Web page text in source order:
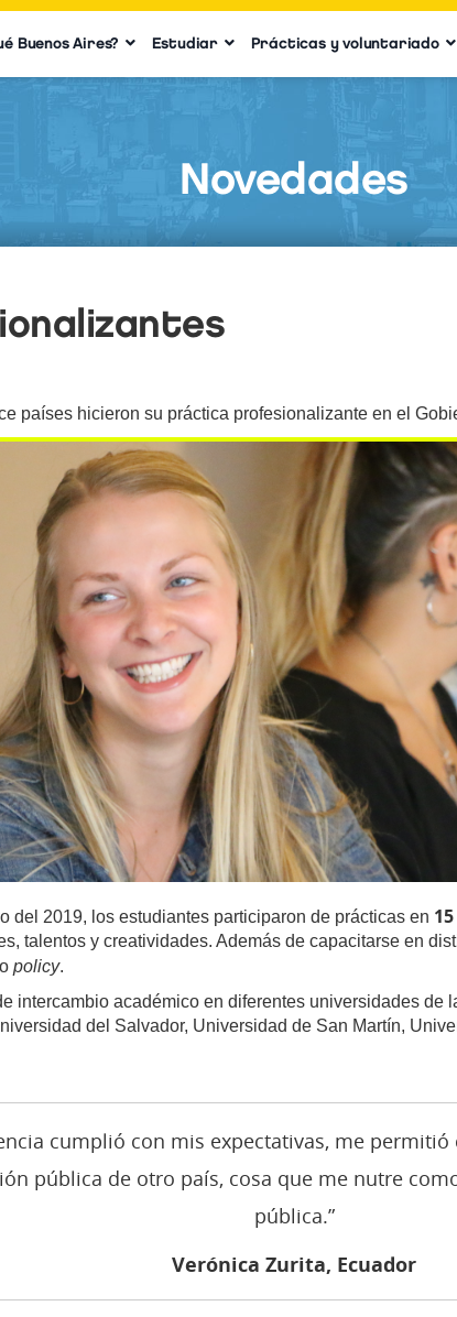
Buenos Aires? Estudiar Prácticas y voluntariado
Novedades
países hicieron su práctica profesionalizante en el
del 2019, los estudiantes participaron de prácticas en
talentos y creatividades. Además de capacitarse en
o policy.
intercambio académico en diferentes universidades
del Salvador, Universidad de San Martín,
cumplió con mis expectativas, me
pública de otro país, cosa que me nutre
pública.”
Verónica Zurita, Ecuador